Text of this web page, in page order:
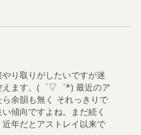
り取りがしたいですが迷
えます。(゜▽゜*) 最近のア
余韻も無く それっきりで
傾向ですよね。まだ続く
年だとアストレイ以来で